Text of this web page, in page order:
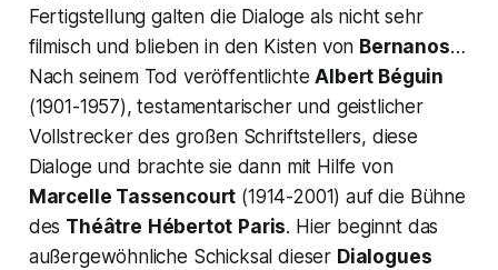
Fertigstellung galten die Dialoge als nicht sehr
filmisch und blieben in den Kisten von Bernanos…
Nach seinem Tod veröffentlichteAlbert Béguin
(1901-1957), testamentarischer und geistlicher
Vollstrecker des großen Schriftstellers, diese
Dialoge und brachte sie dann mit Hilfe von
Marcelle Tassencourt (1914-2001) auf die Bühne
des Théâtre Hébertot Paris. Hier beginnt das
außergewöhnliche Schicksal dieser Dialogues